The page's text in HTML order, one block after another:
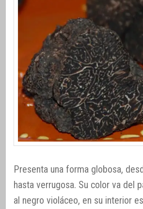
Presenta una forma globosa,
hasta verrugosa. Su color va del
al negro violáceo, en su interior